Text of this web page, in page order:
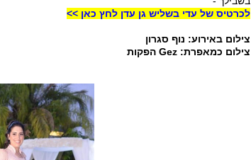
לכרטיס של עדי בשליש גן עדן לחץ כאן >>
צילום באירוע: נוף סגרון
צילום כמאפרת: Gez הפקות